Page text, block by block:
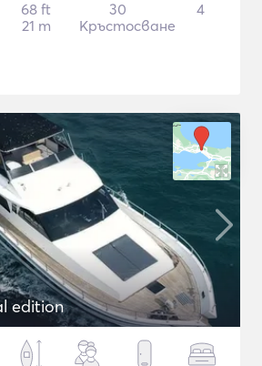
68 ft
21 m
30
Кръстосване
4
edition